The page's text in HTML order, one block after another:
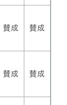
賛成 賛成
賛成 賛成